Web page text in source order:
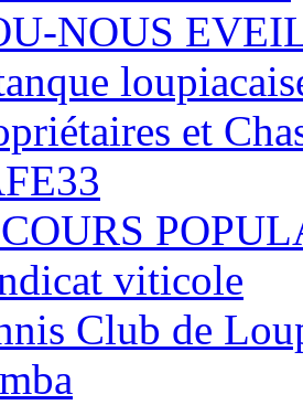
NOUS
et
viticole
Club de